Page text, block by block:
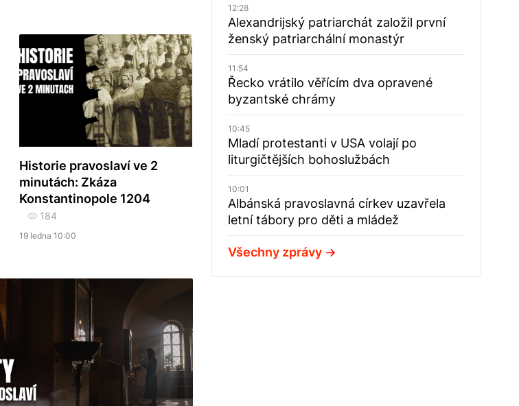
Historie pravoslaví ve 2
minutách: Zkáza
Konstantinopole 1204
184
19 ledna 10:00
12:28
Alexandrijský patriarchát založil první
ženský patriarchální monastýr
11:54
Řecko vrátilo věřícím dva opravené
byzantské chrámy
10:45
Mladí protestanti v USA volají po
liturgičtějších bohoslužbách
10:01
Albánská pravoslavná církev uzavřela
letní tábory pro děti a mládež
Všechny zprávy